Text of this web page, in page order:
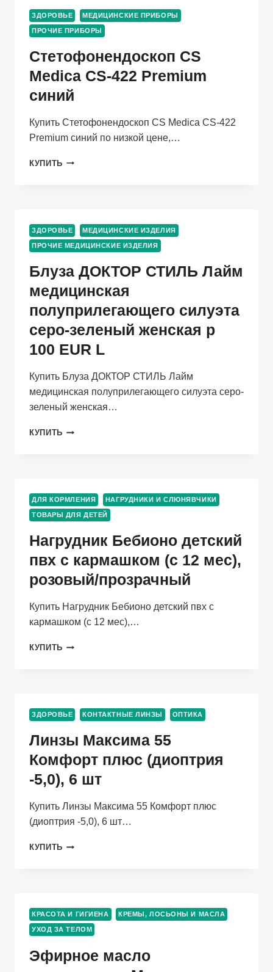
ШТ,
ТАБЛЕТКИ
ПЛЕНОЧНОЙ
ОБОЛОЧКОЙ
ЗДОРОВЬЕ МЕДИЦИНСКИЕ ПРИБОРЫ
ПРОЧИЕ ПРИБОРЫ
Стетофонендоскоп CS
Medica CS-422 Premium
синий
Купить Стетофонендоскоп CS Medica CS-422
Premium синий по низкой цене,…
КУПИТЬ СТЕТОФОНЕНДОСКОП
СИНИЙ
ЗДОРОВЬЕ МЕДИЦИНСКИЕ ИЗДЕЛИЯ
ПРОЧИЕ МЕДИЦИНСКИЕ ИЗДЕЛИЯ
Блуза ДОКТОР СТИЛЬ Лайм
медицинская
полуприлегающего силуэта
серо-зеленый женская р
100 EUR L
Купить Блуза ДОКТОР СТИЛЬ Лайм
медицинская полуприлегающего силуэта серо-
зеленый женская…
КУПИТЬ БЛУЗА
СИЛУЭТА
СЕРО-
ЖЕНСКАЯ
100
EUR
ДЛЯ КОРМЛЕНИЯ НАГРУДНИКИ И СЛЮНЯВЧИКИ
ТОВАРЫ ДЛЯ ДЕТЕЙ
Нагрудник Бебионо детский
пвх с кармашком (с 12 мес),
розовый/прозрачный
Купить Нагрудник Бебионо детский пвх с
кармашком (с 12 мес),…
КУПИТЬ НАГРУДНИК
КАРМАШКОМ
(С
МЕС),
РОЗОВЫЙ/
ПРОЗРАЧНЫЙ
ЗДОРОВЬЕ КОНТАКТНЫЕ ЛИНЗЫ ОПТИКА
Линзы Максима 55
Комфорт плюс (диоптрия
-5,0), 6 шт
Купить Линзы Максима 55 Комфорт плюс
(диоптрия -5,0), 6 шт…
КУПИТЬ ЛИНЗЫ
(ДИОПТРИЯ
-5,0),
6
КРАСОТА И ГИГИЕНА КРЕМЫ, ЛОСЬОНЫ И МАСЛА
УХОД ЗА ТЕЛОМ
Эфирное масло